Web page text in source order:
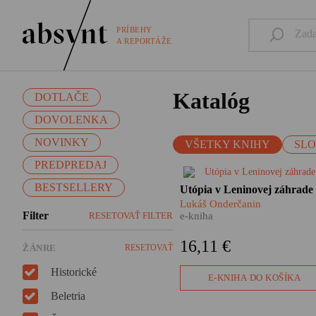
PRÍBEHY
A REPORTÁŽE
DOTLAČE
DOVOLENKA
NOVINKY
PREDPREDAJ
BESTSELLERY
Filter RESETOVAŤ FILTER
ŽÁNRE RESETOVAŤ
Historické
Beletria
Katalóg
VŠETKY KNIHY
Nie je to žiadna fatamorgána –
pred očami sa im skutočne
črtajú obrysy vysnívaného
vyrážajú za volaním svojho
Lukáš Onderčanin nám vo
Utópia v Leninovej záhrade
Lukáš Onderčanin
e-kniha
16,11 €
E-KNIHA DO KOŠÍKA